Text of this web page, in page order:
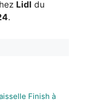
Lidl du
.
Finish à